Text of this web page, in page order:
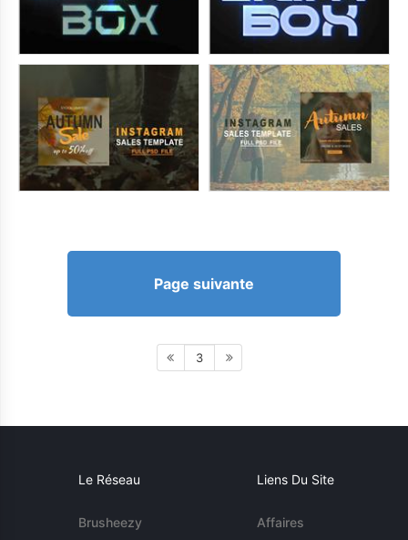
Page suivante
3
Le Réseau
Brusheezy
Liens Du Site
Affaires